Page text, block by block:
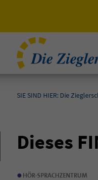
SIE SIND HIER: Die
Dieses
• HÖR-SPRACHZENTRUM